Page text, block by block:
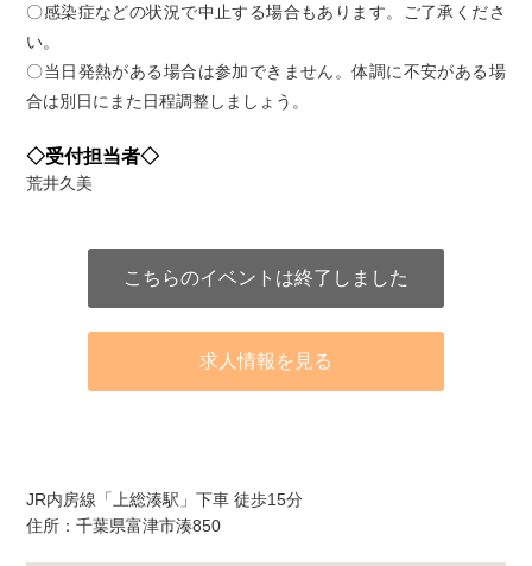
〇感染症などの状況で中止する場合もあります。ご了承くださ
い。
〇当日発熱がある場合は参加できません。体調に不安がある場
合は別日にまた日程調整しましょう。
◇受付担当者◇
荒井久美
こちらのイベントは終了しました
求人情報を見る
JR内房線「上総湊駅」下車 徒歩15分
住所：千葉県富津市湊850